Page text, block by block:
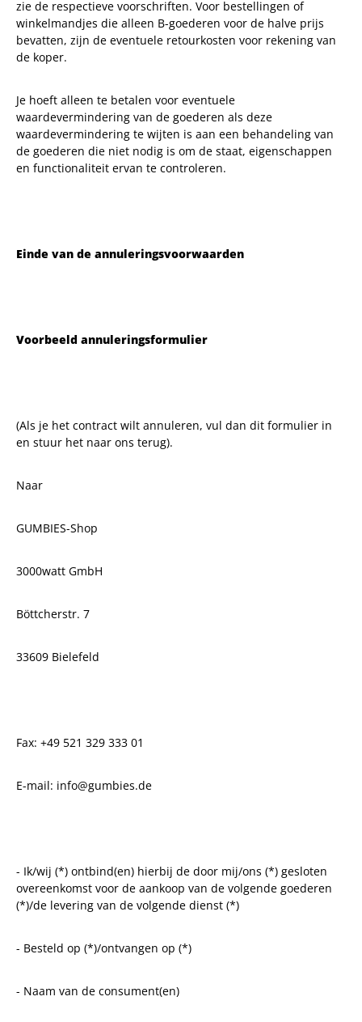
zie de respectieve voorschriften. Voor bestellingen of
winkelmandjes die alleen B-goederen voor de halve prijs
bevatten, zijn de eventuele retourkosten voor rekening van
de koper.
Je hoeft alleen te betalen voor eventuele
waardevermindering van de goederen als deze
waardevermindering te wijten is aan een behandeling van
de goederen die niet nodig is om de staat, eigenschappen
en functionaliteit ervan te controleren.
Einde van de annuleringsvoorwaarden
Voorbeeld annuleringsformulier
(Als je het contract wilt annuleren, vul dan dit formulier in
en stuur het naar ons terug).
Naar
GUMBIES-Shop
3000watt GmbH
Böttcherstr. 7
33609 Bielefeld
Fax: +49 521 329 333 01
E-mail: info@gumbies.de
- Ik/wij (*) ontbind(en) hierbij de door mij/ons (*) gesloten
overeenkomst voor de aankoop van de volgende goederen
(*)/de levering van de volgende dienst (*)
- Besteld op (*)/ontvangen op (*)
- Naam van de consument(en)